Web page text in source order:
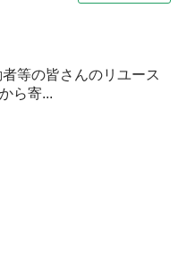
等の皆さんのリユース
ら寄...